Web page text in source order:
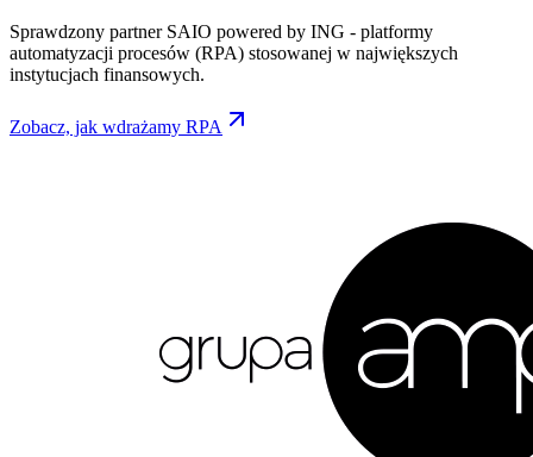
Sprawdzony partner SAIO powered by ING - platformy
automatyzacji procesów (RPA) stosowanej w największych
instytucjach finansowych.
Zobacz, jak wdrażamy RPA